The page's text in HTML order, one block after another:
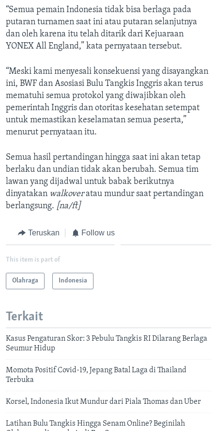
“Semua pemain Indonesia tidak bisa berlaga pada
putaran turnamen saat ini atau putaran selanjutnya
dan oleh karena itu telah ditarik dari Kejuaraan
YONEX All England,” kata pernyataan tersebut.
“Meski kami menyesali konsekuensi yang disayangkan
ini, BWF dan Asosiasi Bulu Tangkis Inggris akan terus
mematuhi semua protokol yang diwajibkan oleh
pemerintah Inggris dan otoritas kesehatan setempat
untuk memastikan keselamatan semua peserta,”
menurut pernyataan itu.
Semua hasil pertandingan hingga saat ini akan tetap
berlaku dan undian tidak akan berubah. Semua tim
lawan yang dijadwal untuk babak berikutnya
dinyatakan walkoveratau mundur saat pertandingan
berlangsung. [na/ft]
Teruskan Follow us
This item is part of
Olahraga Indonesia
Terkait
Kasus Pengaturan Skor: 3 Pebulu Tangkis RI Dilarang Berlaga
Seumur Hidup
Momota Positif Covid-19, Jepang Batal Laga di Thailand
Terbuka
Korsel, Indonesia Ikut Mundur dari Piala Thomas dan Uber
Latihan Bulu Tangkis Hingga Senam Online? Beginilah